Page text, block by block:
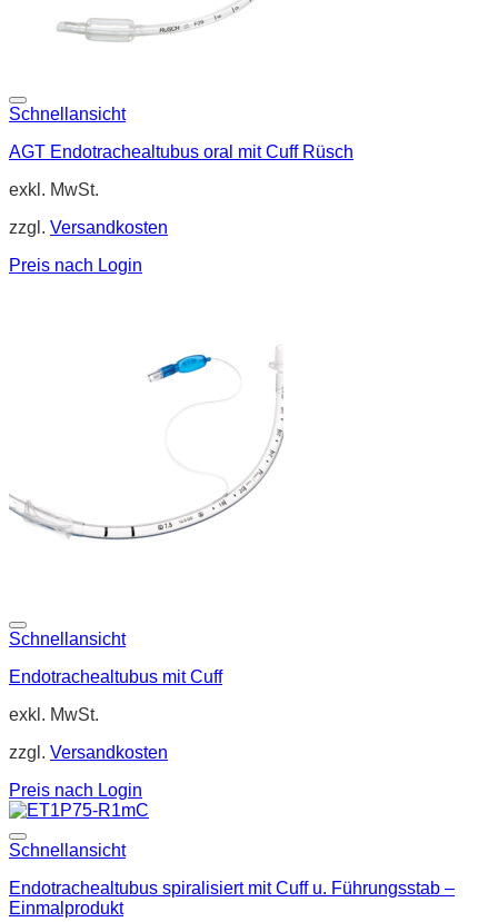
Schnellansicht
AGT Endotrachealtubus oral mit Cuff Rüsch
exkl. MwSt.
zzgl. Versandkosten
Preis nach Login
Schnellansicht
Endotrachealtubus mit Cuff
exkl. MwSt.
zzgl. Versandkosten
Preis nach Login
Schnellansicht
Endotrachealtubus spiralisiert mit Cuff u. Führungsstab –
Einmalprodukt